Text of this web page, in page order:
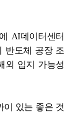
AI데이터센터
반도체 공장 조
외 입지 가능성
이 있는 좋은 것